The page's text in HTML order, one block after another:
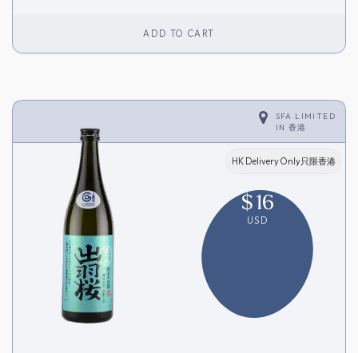
ADD TO CART
SFA LIMITED
IN 香港
HK Delivery Only只限香港
$16
USD